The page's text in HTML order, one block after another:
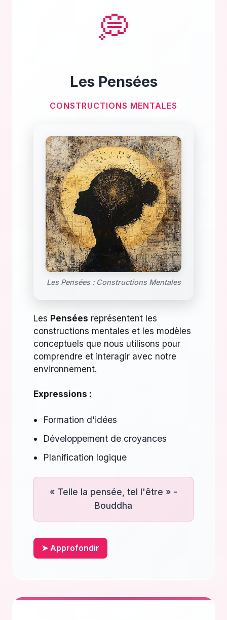
💭
Les Pensées
CONSTRUCTIONS MENTALES
Les Pensées : Constructions Mentales
Les Pensées représentent les
constructions mentales et les modèles
conceptuels que nous utilisons pour
comprendre et interagir avec notre
environnement.
Expressions :
Formation d'idées
Développement de croyances
Planification logique
« Telle la pensée, tel l'être » -
Bouddha
➤ Approfondir